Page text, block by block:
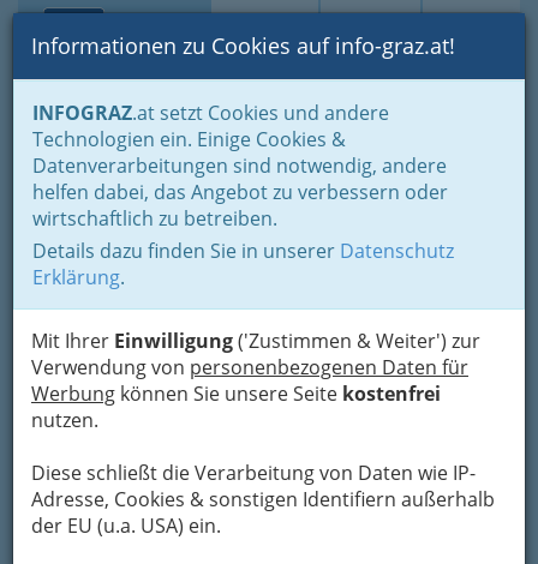
Suche Login Toggle
Informationen zu Cookies auf info-graz.at!
INFOGRAZ.at setzt Cookies und andere
Technologien ein. Einige Cookies &
Datenverarbeitungen sind notwendig, andere
helfen dabei, das Angebot zu verbessern oder
wirtschaftlich zu betreiben.
Details dazu finden Sie in unserer Datenschutz
Erklärung.
Mit Ihrer Einwilligung('Zustimmen & Weiter') zur
Verwendung von personenbezogenen Daten für
Werbung können Sie unsere Seite kostenfrei
nutzen.
Diese schließt die Verarbeitung von Daten wie IP-
Adresse, Cookies & sonstigen Identifiern außerhalb
der EU (u.a. USA) ein.
Home Lebens-Guide Ausflugsziele in der grünen Mark
Ausflugsziele Steiermark,
Österreich |
Sehenswürdigkeiten Graz |
Wandern, Ausflüge |
Freizeitaktivitäten,
Tagesausflüge
Ausflüge aus Graz: riesiges
Angebot im Umkreis von 100
km. Vom Projekt Spielberg bis
Zotter Schokolade.